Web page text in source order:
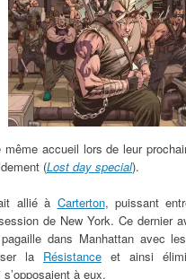
accueil lors de leur
(Lost day special).
allié à Carterton, puissant
de New York. Ce dernier
dans Manhattan avec
la Résistance et ainsi
à eux.